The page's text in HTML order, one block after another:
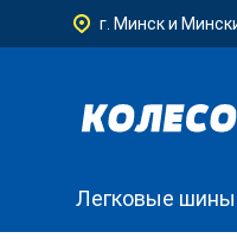
г. Минск и
Легковые шины